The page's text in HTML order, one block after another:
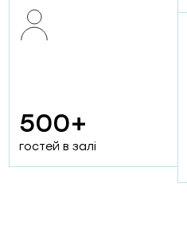
500+
70+
гостей в залі